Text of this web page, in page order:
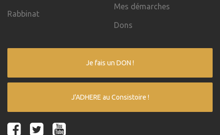
Rabbinat
Mes démarches
Dons
Je fais un DON !
J'ADHERE au Consistoire !